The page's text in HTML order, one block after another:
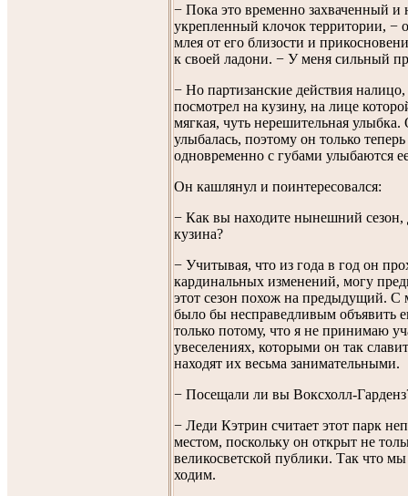
− Пока это временно захваченный и
укрепленный клочок территории, −
млея от его близости и
к своей ладони. − У меня сильный
− Но партизанские действия
посмотрел на кузину, на лице
мягкая, чуть нерешительная улыбка.
улыбалась, поэтому он только
одновременно с губами улыбаются
Он кашлянул и поинтересовался:
− Как вы находите нынешний сезон,
кузина?
− Учитывая, что из года в год он
кардинальных изменений, могу
этот сезон похож на предыдущий. С
было бы несправедливым объявить
только потому, что я не принимаю
увеселениях, которыми он так
находят их весьма занимательными.
− Посещали ли вы Воксхолл-
− Леди Кэтрин считает этот парк
местом, поскольку он открыт не
великосветской публики. Так что мы
ходим.